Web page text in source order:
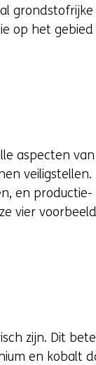
op het
aspecten
en
vier
zijn. Dit
en kobalt